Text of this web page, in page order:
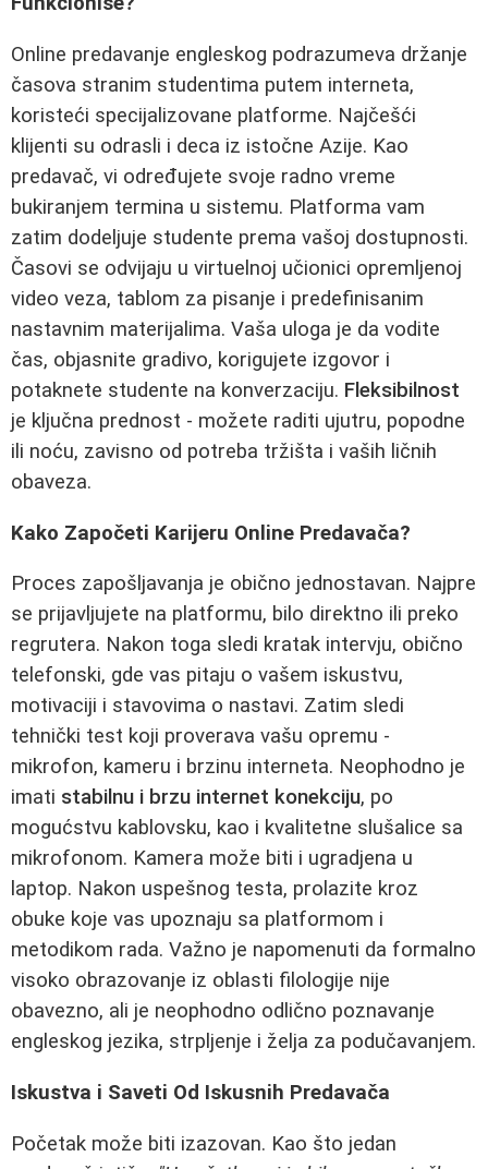
Online predavanje engleskog podrazumeva držanje
časova stranim studentima putem interneta,
koristeći specijalizovane platforme. Najčešći
klijenti su odrasli i deca iz istočne Azije. Kao
predavač, vi određujete svoje radno vreme
bukiranjem termina u sistemu. Platforma vam
zatim dodeljuje studente prema vašoj dostupnosti.
Časovi se odvijaju u virtuelnoj učionici opremljenoj
video veza, tablom za pisanje i predefinisanim
nastavnim materijalima. Vaša uloga je da vodite
čas, objasnite gradivo, korigujete izgovor i
potaknete studente na konverzaciju. Fleksibilnost
je ključna prednost - možete raditi ujutru, popodne
ili noću, zavisno od potreba tržišta i vaših ličnih
obaveza.
Kako Započeti Karijeru Online Predavača?
Proces zapošljavanja je obično jednostavan. Najpre
se prijavljujete na platformu, bilo direktno ili preko
regrutera. Nakon toga sledi kratak intervju, obično
telefonski, gde vas pitaju o vašem iskustvu,
motivaciji i stavovima o nastavi. Zatim sledi
tehnički test koji proverava vašu opremu -
mikrofon, kameru i brzinu interneta. Neophodno je
imati stabilnu i brzu internet konekciju, po
mogućstvu kablovsku, kao i kvalitetne slušalice sa
mikrofonom. Kamera može biti i ugradjena u
laptop. Nakon uspešnog testa, prolazite kroz
obuke koje vas upoznaju sa platformom i
metodikom rada. Važno je napomenuti da formalno
visoko obrazovanje iz oblasti filologije nije
obavezno, ali je neophodno odlično poznavanje
engleskog jezika, strpljenje i želja za podučavanjem.
Iskustva i Saveti Od Iskusnih Predavača
Početak može biti izazovan. Kao što jedan